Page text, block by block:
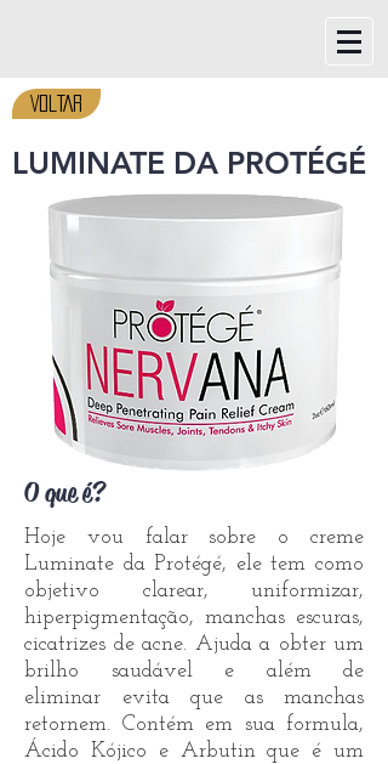
VOLTAR
LUMINATE DA PROTÉGÉ
O que é?
Hoje vou falar sobre o creme
Luminate da Protégé, ele tem como
objetivo clarear, uniformizar,
hiperpigmentação, manchas escuras,
cicatrizes de acne. Ajuda a obter um
brilho saudável e além de
eliminar evita que as manchas
retornem. Contém em sua formula,
Ácido Kójico e Arbutin que é um